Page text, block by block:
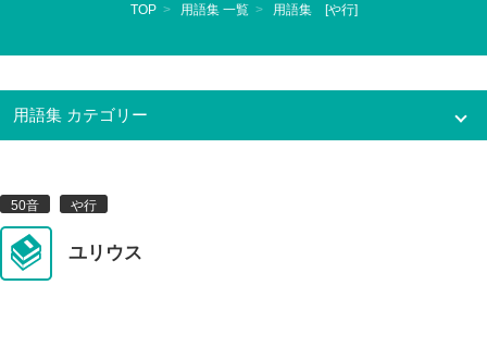
TOP > 用語集 一覧 > 用語集 [や行]
用語集 カテゴリー
わ行(1)
50音 や行
ユリウス